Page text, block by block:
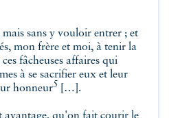
sans y vouloir entrer ; et
mon frère et moi, à tenir la
fâcheuses affaires qui
à se sacrifier eux et leur
honneur5 […].